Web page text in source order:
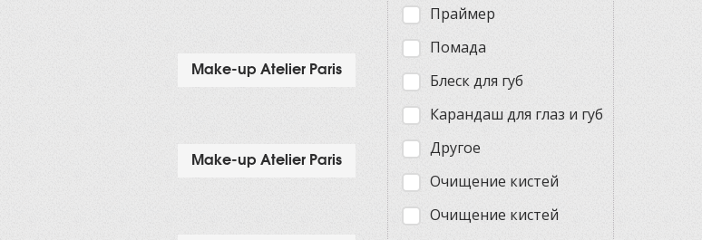
Make-up Atelier Paris
Make-up Atelier Paris
Праймер
Помада
Блеск для губ
Карандаш для глаз и губ
Другое
Очищение кистей
Очищение кистей